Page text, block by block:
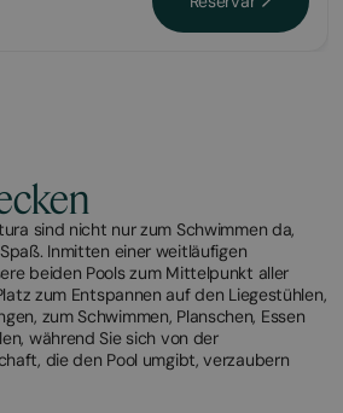
sind nicht nur zum Schwimmen da,
Inmitten einer weitläufigen
beiden Pools zum Mittelpunkt aller
zum Entspannen auf den Liegestühlen,
zum Schwimmen, Planschen, Essen
während Sie sich von der
die den Pool umgibt, verzaubern